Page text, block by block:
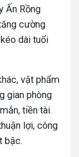
Ấn Rồng
cường
dài tuổi
vật phẩm
gian phòng
tiền tài.
lợi, công
bậc.